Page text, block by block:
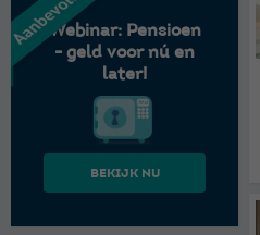
Webinar: Pensioen
- geld voor nú en
later!
Bekijk nu